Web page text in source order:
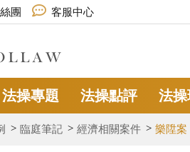
團 客服中心
法操專題 法操點評 法
臨庭筆記 經濟相關案件 樂陞案